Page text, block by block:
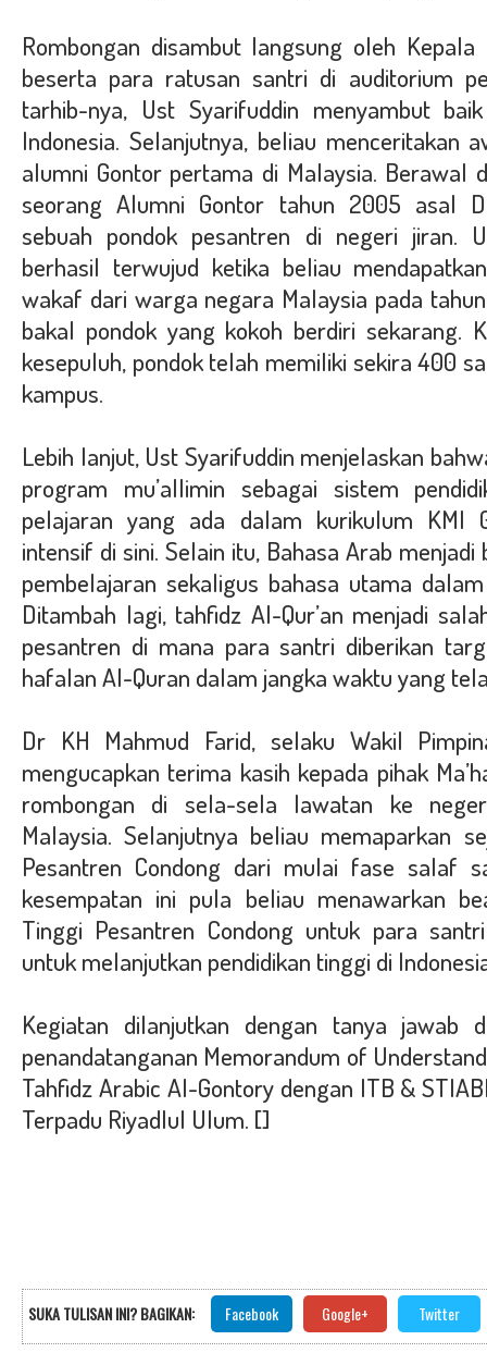
Rombongan disambut langsung oleh Kepala
beserta para ratusan santri di auditorium
tarhib-nya, Ust Syarifuddin menyambut
Indonesia. Selanjutnya, beliau menceritakan
alumni Gontor pertama di Malaysia. Berawal
seorang Alumni Gontor tahun 2005 asal
sebuah pondok pesantren di negeri jiran.
berhasil terwujud ketika beliau
wakaf dari warga negara Malaysia pada
bakal pondok yang kokoh berdiri sekarang.
kesepuluh, pondok telah memiliki sekira 400
kampus.
Lebih lanjut, Ust Syarifuddin menjelaskan
program mu’allimin sebagai sistem
pelajaran yang ada dalam kurikulum KMI
intensif di sini. Selain itu, Bahasa Arab
pembelajaran sekaligus bahasa utama
Ditambah lagi, tahfidz Al-Qur’an menjadi
pesantren di mana para santri diberikan
hafalan Al-Quran dalam jangka waktu yang
Dr KH Mahmud Farid, selaku Wakil
mengucapkan terima kasih kepada pihak
rombongan di sela-sela lawatan ke
Malaysia. Selanjutnya beliau memaparkan
Pesantren Condong dari mulai fase salaf
kesempatan ini pula beliau menawarkan
Tinggi Pesantren Condong untuk para
untuk melanjutkan pendidikan tinggi di
Kegiatan dilanjutkan dengan tanya jawab
penandatanganan Memorandum of
Tahfidz Arabic Al-Gontory dengan ITB &
Terpadu Riyadlul Ulum. []
SUKA TULISAN INI? BAGIKAN: Facebook Google+ Twitter